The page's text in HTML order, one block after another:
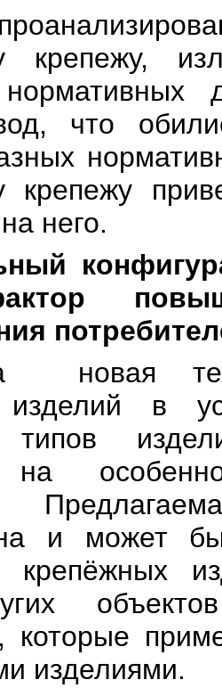
крепежу,
что
крепежу
него.
новая
изделий в
типов
и может
крепёжных
которые
изделиями.